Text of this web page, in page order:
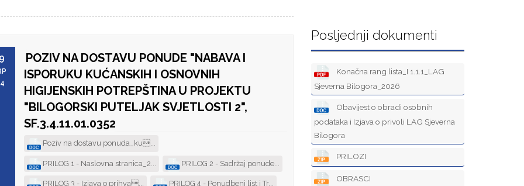
POZIV NA DOSTAVU PONUDE "NABAVA I
ISPORUKU KUĆANSKIH I OSNOVNIH
HIGIJENSKIH POTREPŠTINA U PROJEKTU
"BILOGORSKI PUTELJAK SVJETLOSTI 2",
SF.3.4.11.01.0352
Poziv na dostavu ponuda_ku...
PRILOG 1 - Naslovna stranica_2... PRILOG 2 - Sadržaj ponude...
PRILOG 3 - Izjava o prihva... PRILOG 4 - Ponudbeni list i Tr...
Posljednji dokumenti
Konačna rang lista_I 1.1.1_LAG
Sjeverna Bilogora_2026
Obavijest o obradi osobnih
podataka i Izjava o privoli LAG Sjeverna
Bilogora
PRILOZI
OBRASCI